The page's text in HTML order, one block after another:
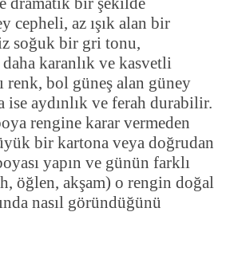
cepheli, az ışık alan bir
soğuk bir gri tonu,
karanlık ve kasvetli
renk, bol güneş alan güney
ise aydınlık ve ferah durabilir.
rengine karar vermeden
bir kartona veya doğrudan
yapın ve günün farklı
öğlen, akşam) o rengin doğal
nasıl göründüğünü